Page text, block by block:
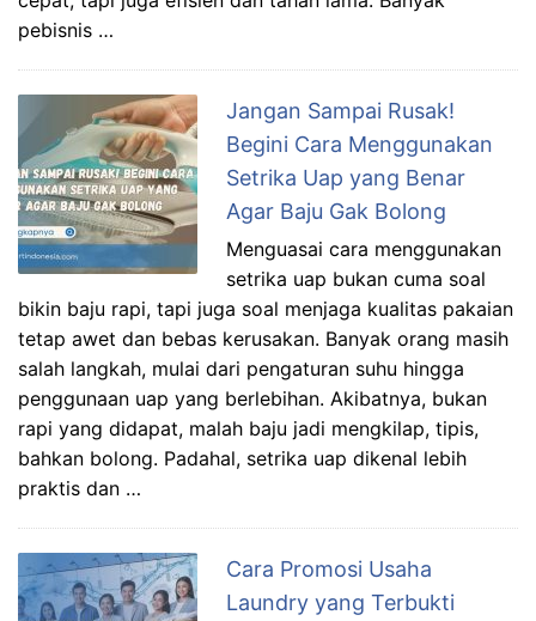
pebisnis …
Jangan Sampai Rusak!
Begini Cara Menggunakan
Setrika Uap yang Benar
Agar Baju Gak Bolong
Menguasai cara menggunakan
setrika uap bukan cuma soal
bikin baju rapi, tapi juga soal menjaga kualitas pakaian
tetap awet dan bebas kerusakan. Banyak orang masih
salah langkah, mulai dari pengaturan suhu hingga
penggunaan uap yang berlebihan. Akibatnya, bukan
rapi yang didapat, malah baju jadi mengkilap, tipis,
bahkan bolong. Padahal, setrika uap dikenal lebih
praktis dan …
Cara Promosi Usaha
Laundry yang Terbukti